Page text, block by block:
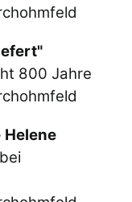
800 Jahre
Helene